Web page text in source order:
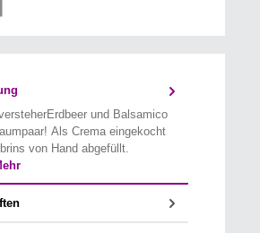
und Balsamico
Als Crema eingekocht
von Hand abgefüllt.